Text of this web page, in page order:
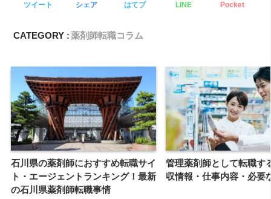
ツイート シェア はてブ LINE Pocket
CATEGORY :薬剤師転職コラム
石川県の薬剤師におすすめ転職サイ
ト・エージェントランキング！最新
の石川県薬剤師転職事情
管理薬剤師として転職す
収情報・仕事内容・必要